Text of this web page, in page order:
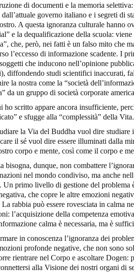
di documenti e la memoria
dall’attuale governo italiano e i segreti di
A questa ignoranza culturale hanno
e la dequalificazione della scuola:
che, però, nei fatti è un falso mito che
l’eccesso di informazione scadente. I
che inducono nell’opinione
diffondendo studi scientifici inaccurati,
la nostra come la “società
da un gruppo di società corporate
scritto appare ancora insufficiente,
e sfugge alla “complessità” della Vita.
la Via del Buddha vuol dire studiare
il sé vuol dire essere illuminati dalla
corpo e mente, così come il corpo e
bisogna, dunque, non combattere
nel mondo condiviso, ma anche
Un primo livello di gestione del problema
che copre le altre emozioni
rabbia può essere rovesciata in calma
l’acquisizione della competenza
calma è necessaria, ma è
in conoscenza l’ignoranza dei
profonde negative, che non sono
rientrare nel Corpo e ascoltare Dogen:
alla Visione dei nostri organi di